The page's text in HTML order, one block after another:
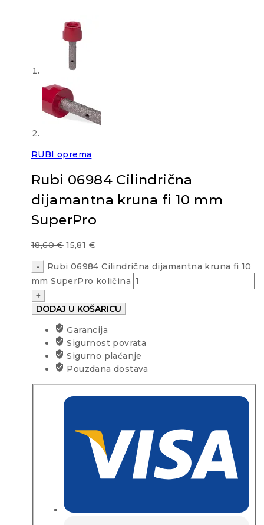
RUBI oprema
Rubi 06984 Cilindrična
dijamantna kruna fi 10 mm
SuperPro
18,60€ 15,81 €
Rubi 06984 Cilindrična dijamantna kruna fi 10
mm SuperPro količina
DODAJ U KOŠARICU
Garancija
Sigurnost povrata
Sigurno plaćanje
Pouzdana dostava